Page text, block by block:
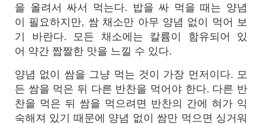
을 올려서 싸서 먹는다. 밥을 싸 먹을 때는 양념
이 필요하지만, 쌈 채소만 아무 양념 없이 먹어 보
기 바란다. 모든 채소에는 칼륨이 함유되어 있
어 약간 짭짤한 맛을 느낄 수 있다.
양념 없이 쌈을 그냥 먹는 것이 가장 먼저이다. 모
든 쌈을 먹은 뒤 다른 반찬을 먹어야 한다. 다른 반
찬을 먹은 뒤 쌈을 먹으려면 반찬의 간에 혀가 익
숙해져 있기 때문에 양념 없이 쌈만 먹으면 싱거워